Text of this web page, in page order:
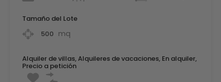
Tamaño del Lote
500 mq
Alquiler de villas, Alquileres de vacaciones, En alquiler,
Precio a petición